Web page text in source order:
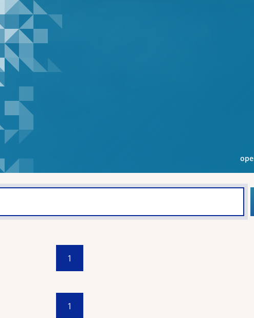
1
1